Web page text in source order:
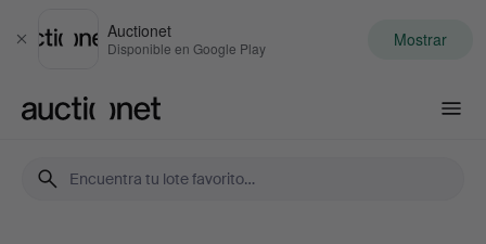
Cerrar
Auctionet
Disponible en Google Play Mostrar